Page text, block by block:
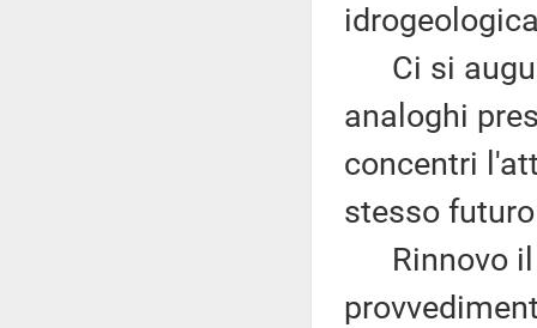
Ci si
analoghi
concentri
stesso
Rinnovo il